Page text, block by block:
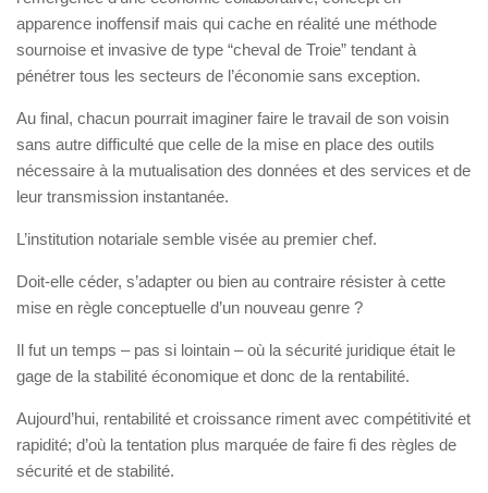
apparence inoffensif mais qui cache en réalité une méthode
sournoise et invasive de type “cheval de Troie” tendant à
pénétrer tous les secteurs de l’économie sans exception.
Au final, chacun pourrait imaginer faire le travail de son voisin
sans autre difficulté que celle de la mise en place des outils
nécessaire à la mutualisation des données et des services et de
leur transmission instantanée.
L’institution notariale semble visée au premier chef.
Doit-elle céder, s’adapter ou bien au contraire résister à cette
mise en règle conceptuelle d’un nouveau genre ?
Il fut un temps – pas si lointain – où la sécurité juridique était le
gage de la stabilité économique et donc de la rentabilité.
Aujourd’hui, rentabilité et croissance riment avec compétitivité et
rapidité; d’où la tentation plus marquée de faire fi des règles de
sécurité et de stabilité.